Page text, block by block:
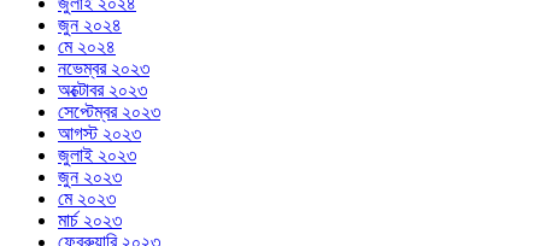
জুন ২০২৪
মে ২০২৪
নভেম্বর ২০২৩
অক্টোবর ২০২৩
সেপ্টেম্বর ২০২৩
আগস্ট ২০২৩
জুলাই ২০২৩
জুন ২০২৩
মে ২০২৩
মার্চ ২০২৩
ফেব্রুয়ারি ২০২৩